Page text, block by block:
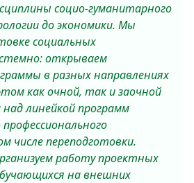
социо-гуманитарного
до экономики. Мы
социальных
открываем
в разных направлениях
как очной, так и заочной
линейкой программ
числе переподготовки.
работу проектных
на внешних